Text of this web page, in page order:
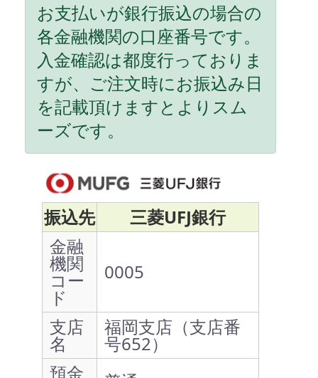
お支払いが銀行振込の場合の
各金融機関の口座番号です。
入金確認は都度行っておりま
すが、ご注文時にお振込み日
を記載頂けますとよりスム
ーズです。
振込先
三菱UFJ銀行
金融
機関
コー
ド
0005
支店
名
福岡支店（支店番
号652）
預金